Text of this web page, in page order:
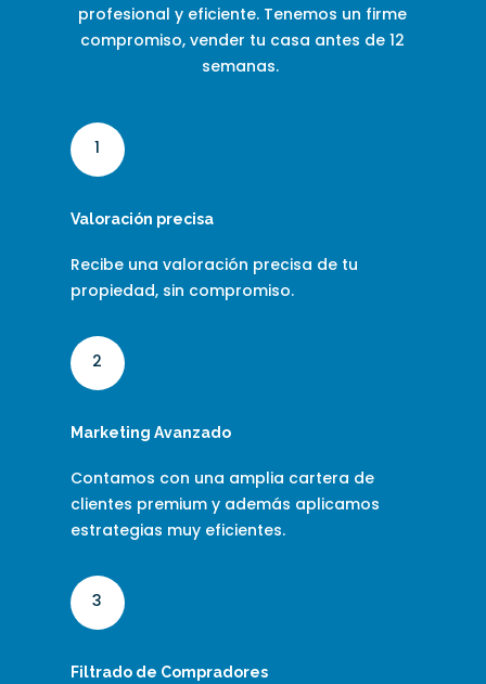
profesional y eficiente. Tenemos un firme
compromiso, vender tu casa antes de 12
semanas.
1
Valoración precisa
Recibe una valoración precisa de tu
propiedad, sin compromiso.
2
Marketing Avanzado
Contamos con una amplia cartera de
clientes premium y además aplicamos
estrategias muy eficientes.
3
Filtrado de Compradores